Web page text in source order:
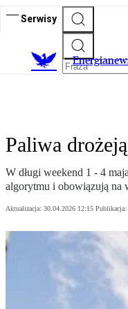
Serwisy
E
Paliwa
W długi weekend 1 - 4
algorytmu i obowiązują na
Aktualizacja: 30.04.2026 12:15 Publikacja: